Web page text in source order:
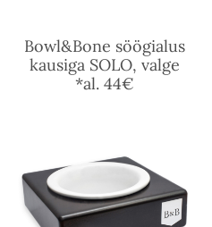
Bowl&Bone söögialus
kausiga SOLO, valge
*al. 44€